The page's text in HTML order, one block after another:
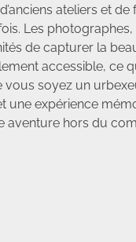
ateliers et
Les
de capturer la
accessible, ce
vous soyez un
une expérience
aventure hors du